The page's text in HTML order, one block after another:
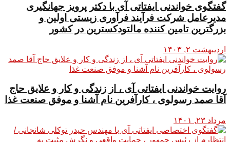
گفتگوی خواندنی ایفتاتی آی با دکتر پرویز جهانگیری
مدیرعامل شرکت فرآیند فرآوری زیستی اولین و
بزرگترین تامین کننده مالتودکسترین در کشور
اردیبهشت ۲, ۱۴۰۳
روایت خواندنی ایفتاتی آی ، از زندگی و کار و علایق حاج
آقا صمد رسولوی ، کارآفرین نام آشنا و موفق صنعت غذا
مرداد ۲۳, ۱۴۰۱